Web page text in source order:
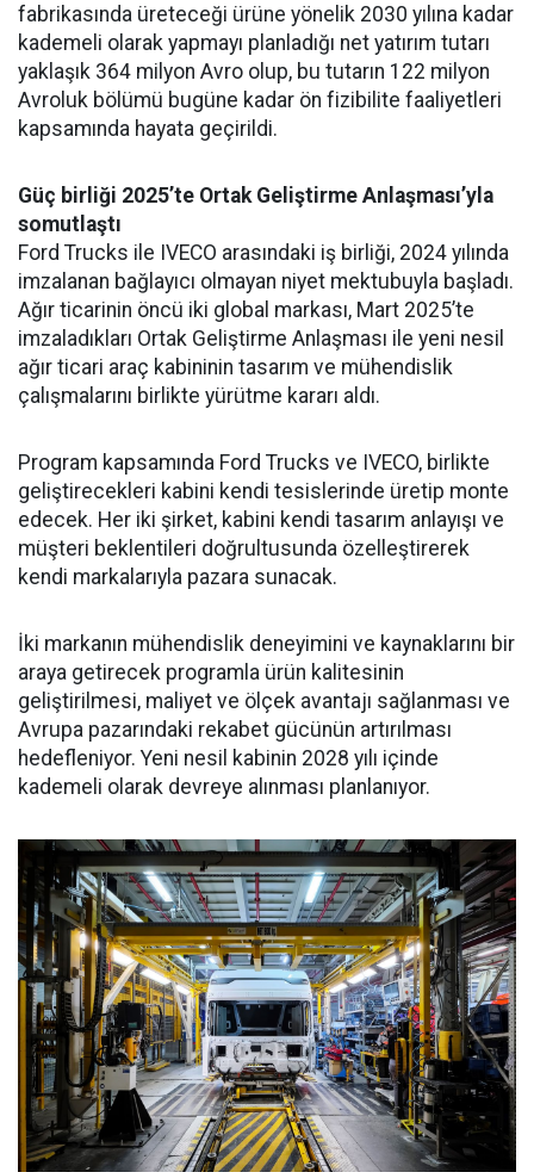
fabrikasında üreteceği ürüne yönelik 2030 yılına kadar
kademeli olarak yapmayı planladığı net yatırım tutarı
yaklaşık 364 milyon Avro olup, bu tutarın 122 milyon
Avroluk bölümü bugüne kadar ön fizibilite faaliyetleri
kapsamında hayata geçirildi.
Güç birliği 2025’te Ortak Geliştirme Anlaşması’yla
somutlaştı
Ford Trucks ile IVECO arasındaki iş birliği, 2024 yılında
imzalanan bağlayıcı olmayan niyet mektubuyla başladı.
Ağır ticarinin öncü iki global markası, Mart 2025’te
imzaladıkları Ortak Geliştirme Anlaşması ile yeni nesil
ağır ticari araç kabininin tasarım ve mühendislik
çalışmalarını birlikte yürütme kararı aldı.
Program kapsamında Ford Trucks ve IVECO, birlikte
geliştirecekleri kabini kendi tesislerinde üretip monte
edecek. Her iki şirket, kabini kendi tasarım anlayışı ve
müşteri beklentileri doğrultusunda özelleştirerek
kendi markalarıyla pazara sunacak.
İki markanın mühendislik deneyimini ve kaynaklarını bir
araya getirecek programla ürün kalitesinin
geliştirilmesi, maliyet ve ölçek avantajı sağlanması ve
Avrupa pazarındaki rekabet gücünün artırılması
hedefleniyor. Yeni nesil kabinin 2028 yılı içinde
kademeli olarak devreye alınması planlanıyor.